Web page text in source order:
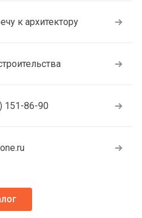
к архитектору
151-86-90